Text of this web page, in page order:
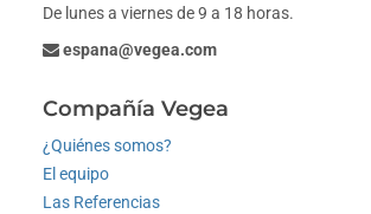
De lunes a viernes de 9 a 18 horas.
espana@vegea.com
Compañía Vegea
¿Quiénes somos?
El equipo
Las Referencias